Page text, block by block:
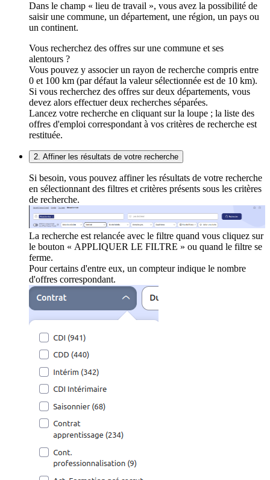
Dans le champ « lieu de travail », vous avez la possibilité de
saisir une commune, un département, une région, un pays ou
un continent.
Vous recherchez des offres sur une commune et ses
alentours ?
Vous pouvez y associer un rayon de recherche compris entre
0 et 100 km (par défaut la valeur sélectionnée est de 10 km).
Si vous recherchez des offres sur deux départements, vous
devez alors effectuer deux recherches séparées.
Lancez votre recherche en cliquant sur la loupe ; la liste des
offres d'emploi correspondant à vos critères de recherche est
restituée.
2. Affiner les résultats de votre recherche
Si besoin, vous pouvez affiner les résultats de votre recherche
en sélectionnant des filtres et critères présents sous les critères
de recherche.
La recherche est relancée avec le filtre quand vous cliquez sur
le bouton « APPLIQUER LE FILTRE » ou quand le filtre se
ferme.
Pour certains d'entre eux, un compteur indique le nombre
d'offres correspondant.